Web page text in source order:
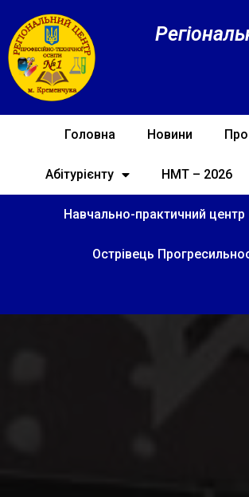
Головна Новини
Абітурієнту НМТ – 2026
Навчально-практичний центр
Острівець